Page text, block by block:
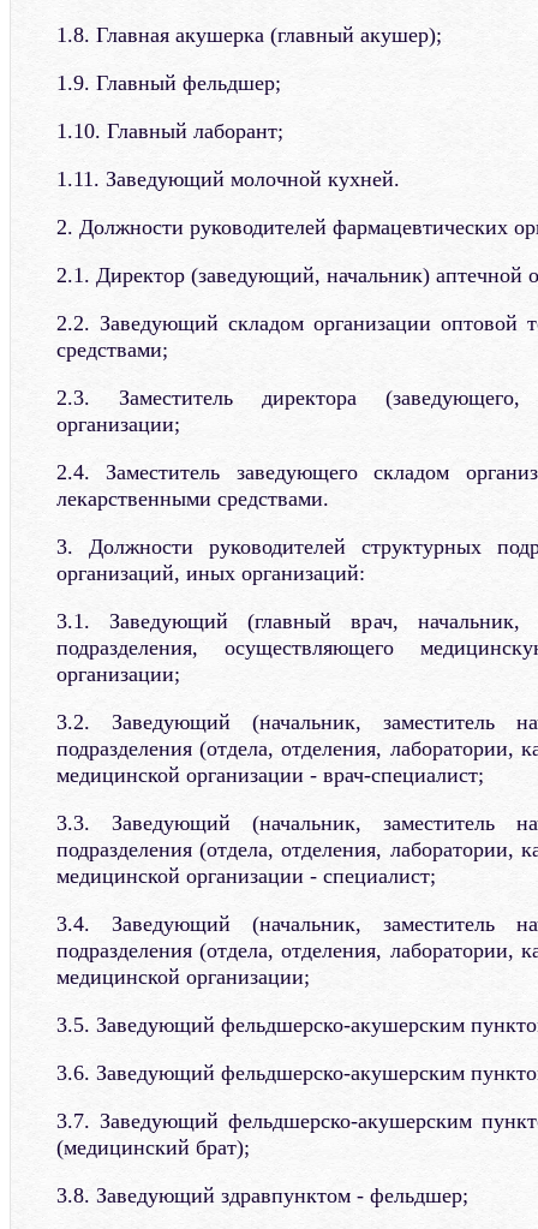
1.8. Главная акушерка (главный акушер);
1.9. Главный фельдшер;
1.10. Главный лаборант;
1.11. Заведующий молочной кухней.
2. Должности руководителей фармацевтических
2.1. Директор (заведующий, начальник) аптечной
2.2. Заведующий складом организации оптовой
средствами;
2.3. Заместитель директора (заведующего,
организации;
2.4. Заместитель заведующего складом
лекарственными средствами.
3. Должности руководителей структурных
организаций, иных организаций:
3.1. Заведующий (главный врач, начальник,
подразделения, осуществляющего
организации;
3.2. Заведующий (начальник, заместитель
подразделения (отдела, отделения, лаборатории,
медицинской организации - врач-специалист;
3.3. Заведующий (начальник, заместитель
подразделения (отдела, отделения, лаборатории,
медицинской организации - специалист;
3.4. Заведующий (начальник, заместитель
подразделения (отдела, отделения, лаборатории,
медицинской организации;
3.5. Заведующий фельдшерско-акушерским
3.6. Заведующий фельдшерско-акушерским
3.7. Заведующий фельдшерско-акушерским
(медицинский брат);
3.8. Заведующий здравпунктом - фельдшер;